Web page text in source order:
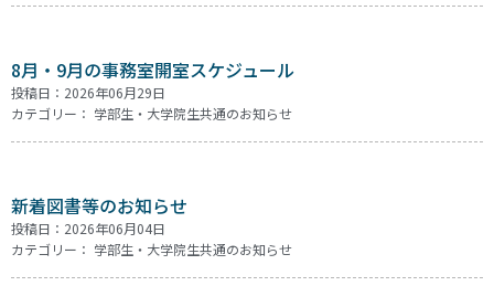
8月・9月の事務室開室スケジュール
投稿日：2026年06月29日
カテゴリー： 学部生・大学院生共通のお知らせ
新着図書等のお知らせ
投稿日：2026年06月04日
カテゴリー： 学部生・大学院生共通のお知らせ